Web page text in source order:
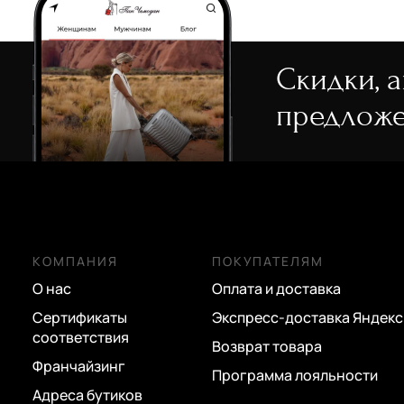
Скидки,
КОМПАНИЯ
О нас
Сертификаты
соответствия
Франчайзинг
Адреса бутиков
ПОКУПАТЕЛЯМ
Оплата и доставка
Экспресс-доставка Яндекс
Возврат товара
Программа лояльности